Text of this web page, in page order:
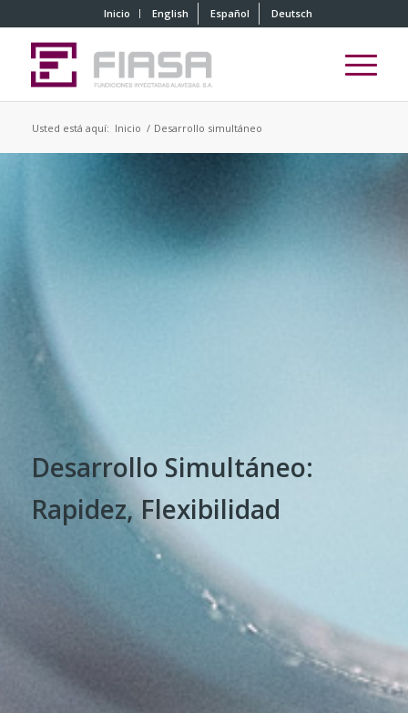
Inicio English Español Deutsch
Usted está aquí: Inicio / Desarrollo simultáneo
Desarrollo Simultáneo:
Rapidez, Flexibilidad